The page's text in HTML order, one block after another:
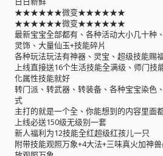
★★★★★★微变★★★★★★
★★★★★★微变★★★★★★
最新宝宝全部都有、各种活动大小几十种
灵饰、大量仙玉+技能碎片
各种玩法玩法有神器、灵宝、超级技能赐
上线直接送16个生活技能全满级、师门技
化属性技能就好
转门派、转武器、转装备、各种宝宝染色
式
主打的就是一个全、你能想到的内容里面
上线必送150级无级别一套
新人福利为12技能全红超级红孩儿一只
附带技能观照万象+4大法+三味真火加神